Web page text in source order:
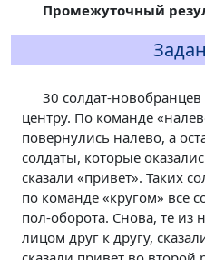
Промежуточный
30 солдат-новобранцев
центру. По команде
повернулись налево, а
солдаты, которые
сказали «привет». Таких
по команде «кругом» все
пол-оборота. Снова, те из
лицом друг к другу,